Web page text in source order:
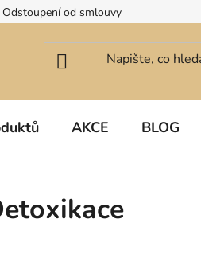
Odstoupení od smlouvy
AKCE BLOG